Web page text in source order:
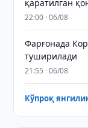
қаратилган
22:00 · 06/08
Фарғонада
туширилади
21:55 · 06/08
Кўпроқ